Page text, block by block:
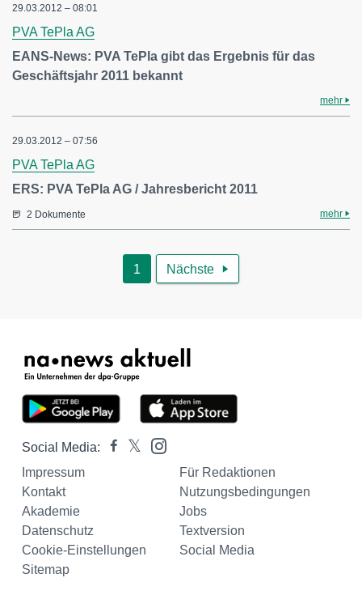
29.03.2012 – 08:01
PVA TePla AG
EANS-News: PVA TePla gibt das Ergebnis für das
Geschäftsjahr 2011 bekannt
mehr
29.03.2012 – 07:56
PVA TePla AG
ERS: PVA TePla AG / Jahresbericht 2011
2 Dokumente mehr
1 Nächste 
Social Media:
Impressum
Für Redaktionen
Kontakt
Nutzungsbedingungen
Akademie
Jobs
Datenschutz
Textversion
Cookie-Einstellungen
Social Media
Sitemap